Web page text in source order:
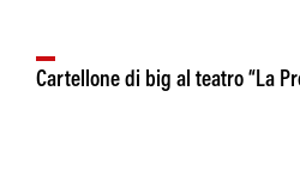
Cartellone di big al teatro “La